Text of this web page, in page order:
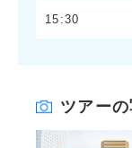
15:30
ツアー